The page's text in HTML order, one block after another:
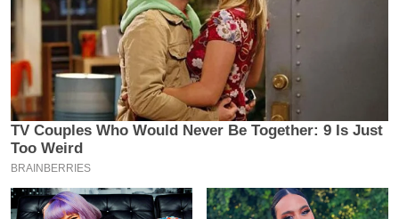
खे
क्रि
के
ट
I
P
L
2